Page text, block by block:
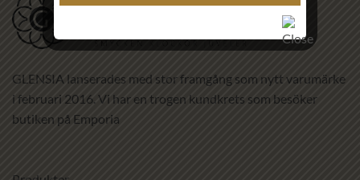
GLENSIA lanserades med stor framgång som nytt varumärke
i februari 2016. Vi har en trogen kundkrets som besöker
butiken på Emporia